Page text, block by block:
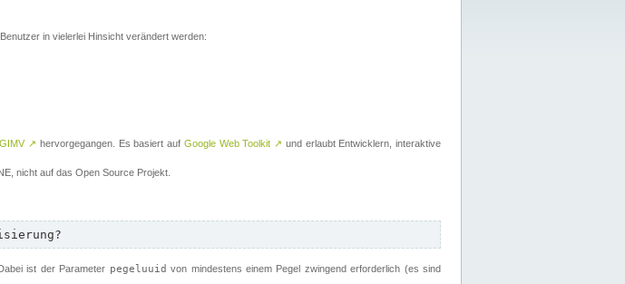
in vielerlei Hinsicht verändert werden:
GIMV ↗ hervorgegangen. Es basiert auf Google Web Toolkit ↗ und erlaubt Entwicklern, interaktive
nicht auf das Open Source Projekt.
ist der Parameter pegeluuid von mindestens einem Pegel zwingend erforderlich (es sind